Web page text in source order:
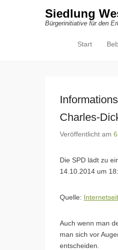
Siedlung
Bürgerinitiative für den
Primäres
Zum Inhalt
Start
Charles-
Veröffentlicht am
Die SPD lädt zu
14.10.2014 um
Quelle:
Auch wenn man
man sich vor
entscheiden.